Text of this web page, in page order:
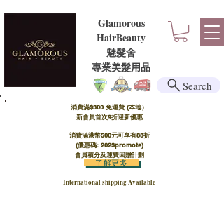
Glamorous
HairBeauty
魅髮舍
​​專業美髮用品
消費滿$300 免運費 (本地）​
新會員首次9折迎新優惠
消費滿港幣500元可享有88折
(優惠碼: 2023promote)
會員積分及運費回贈計劃
International shipping Available
了解更多
Search